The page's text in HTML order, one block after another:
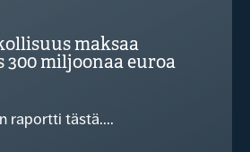
maksaa
300 miljoonaa euroa
raportti tästä....